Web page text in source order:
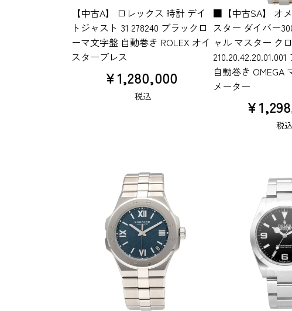
【中古A】 ロレックス 時計 デイ
トジャスト 31 278240 ブラックロ
ーマ文字盤 自動巻き ROLEX オイ
スターブレス
¥1,280,000
税込
■【中古SA】 オ
スター ダイバー
ャル マスター ク
自動巻き OMEGA
メーター
¥
税込